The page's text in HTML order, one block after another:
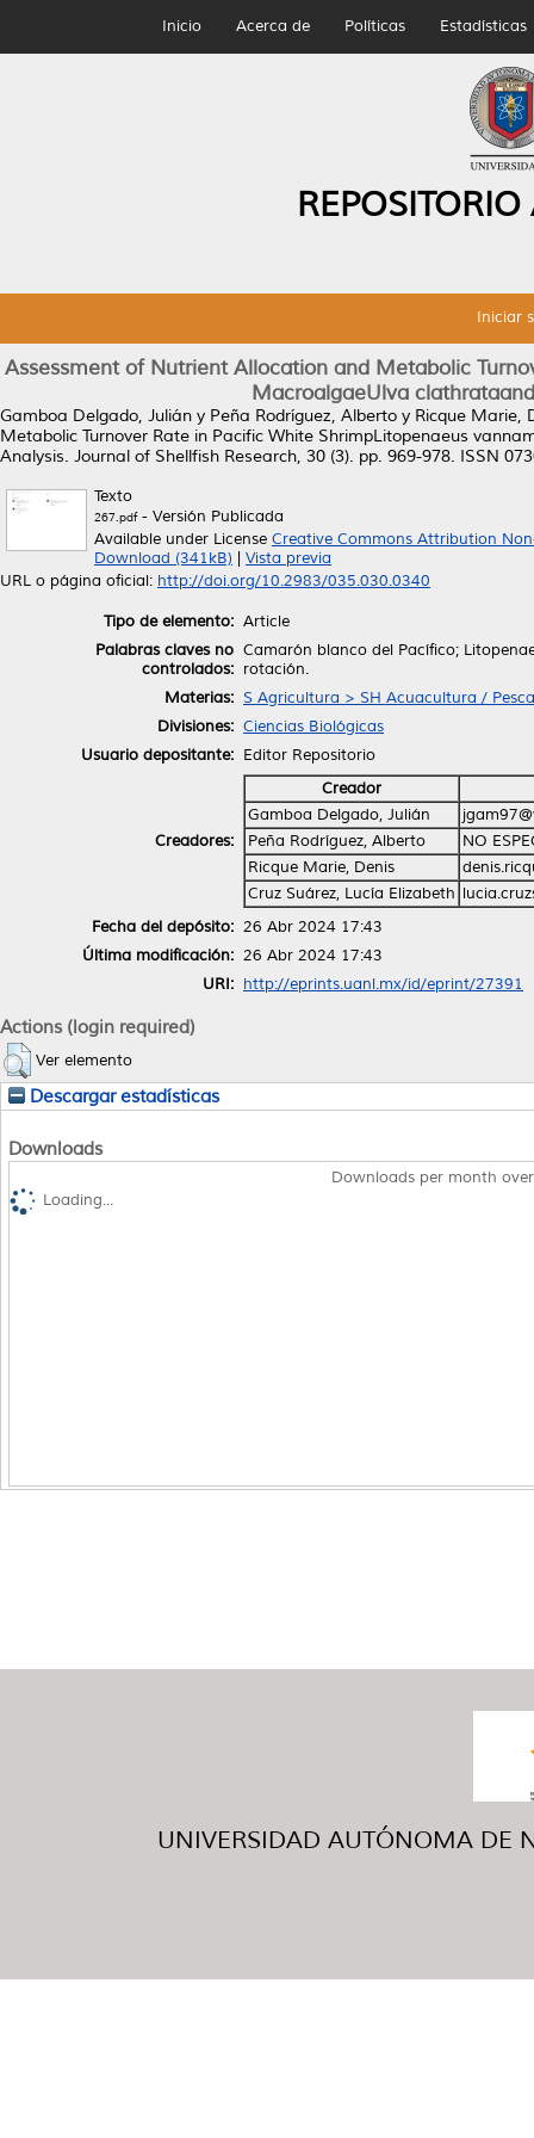
Inicio Acerca de Políticas Estadísticas
Iniciar
Assessment of Nutrient Allocation and Metabolic
MacroalgaeUlva
Gamboa Delgado, Julián y Peña Rodríguez, Alberto y Ricque Marie,
Metabolic Turnover Rate in Pacific White ShrimpLitopenaeus
Analysis. Journal of Shellfish Research, 30 (3). pp. 969-978. ISSN
Texto
267.pdf- Versión Publicada
Available under License Creative Commons Attribution
Download (341kB)
Vista previa
URL o página oficial: http://doi.org/10.2983/035.030.0340
Tipo de elemento: Article
Palabras claves no
controlados:
Camarón blanco del Pacífico;
rotación.
Materias: S Agricultura > SH Acuacultura / Pesca
Divisiones: Ciencias Biológicas
Usuario depositante: Editor Repositorio
Creadores:
Creador
Gamboa Delgado, Julián
Peña Rodríguez, Alberto
NO
Ricque Marie, Denis
Cruz Suárez, Lucía Elizabeth
Fecha del depósito: 26 Abr 2024 17:43
Última modificación: 26 Abr 2024 17:43
URI: http://eprints.uanl.mx/id/eprint/27391
Actions (login required)
Ver elemento
Descargar estadísticas
Downloads
Downloads per month
Loading...
UNIVERSIDAD AUTÓNOMA DE